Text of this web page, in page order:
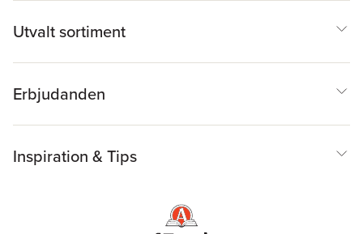
Utvalt sortiment
Erbjudanden
Inspiration & Tips